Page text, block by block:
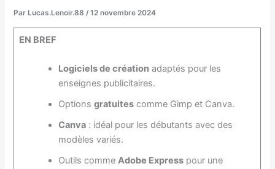
Par Lucas.Lenoir.88/12 novembre 2024
EN BREF
Logiciels de créationadaptés pour les
enseignes publicitaires.
Options gratuitescomme Gimp et Canva.
Canva: idéal pour les débutants avec des
modèles variés.
Outils comme Adobe Expresspour une